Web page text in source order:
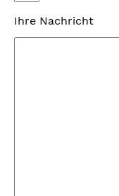
Ihre Nachricht